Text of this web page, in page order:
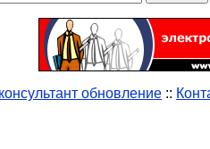
обновление ::